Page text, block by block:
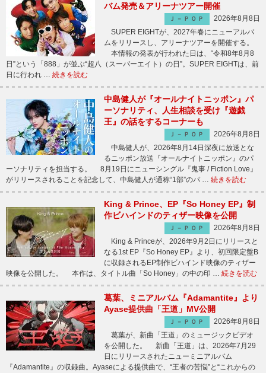
バム発売＆アリーナツアー開催
Ｊ－ＰＯＰ
2026年8月8日
SUPER EIGHTが、2027年春にニューアルバ
ムをリリースし、アリーナツアーを開催する。
本情報の発表が行われた日は、“令和8年8月8
日”という「888」が並ぶ“超八（スーパーエイト）の日”。SUPER EIGHTは、前
日に行われ … 続きを読む
中島健人が『オールナイトニッポン』パ
ーソナリティ、人生相談を受け『遊戯
王』の話をするコーナーも
Ｊ－ＰＯＰ
2026年8月8日
中島健人が、2026年8月14日深夜に放送とな
るニッポン放送『オールナイトニッポン』のパ
ーソナリティを担当する。 8月19日にニューシングル『鬼事 / Fiction Love』
がリリースされることを記念して、中島健人が通称“1部”のパ … 続きを読む
King & Prince、EP『So Honey EP』制
作ビハインドのティザー映像を公開
Ｊ－ＰＯＰ
2026年8月8日
King & Princeが、2026年9月2日にリリースと
なる1st EP『So Honey EP』より、初回限定盤B
に収録されるEP制作ビハインド映像のティザー
映像を公開した。 本作は、タイトル曲「So Honey」の中の印 … 続きを読む
葛葉、ミニアルバム『Adamantite』より
Ayase提供曲「王道」MV公開
Ｊ－ＰＯＰ
2026年8月8日
葛葉が、新曲「王道」のミュージックビデオ
を公開した。 新曲「王道」は、2026年7月29
日にリリースされたニューミニアルバム
『Adamantite』の収録曲。Ayaseによる提供曲で、“王者の苦悩”と“これからの